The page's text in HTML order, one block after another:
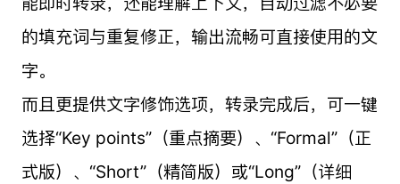
的填充词与重复修正，输出流畅可直接使用的文
字。
而且更提供文字修饰选项，转录完成后，可一键
选择“Key points”（重点摘要）、“Formal”（正
式版）、“Short”（精简版）或“Long”（详细